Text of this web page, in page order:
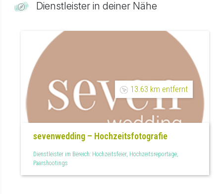
Dienstleister in deiner Nähe
13.63 km entfernt
sevenwedding – Hochzeitsfotografie
Dienstleister im Bereich: Hochzeitsfeier, Hochzeitsreportage,
Paarshootings